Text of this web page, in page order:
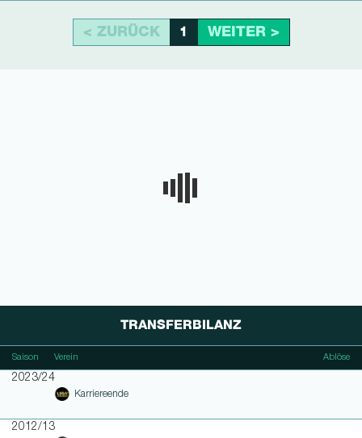
< ZURÜCK 1 WEITER >
TRANSFERBILANZ
Saison Verein Ablöse
2023/24
Karriereende
2012/13